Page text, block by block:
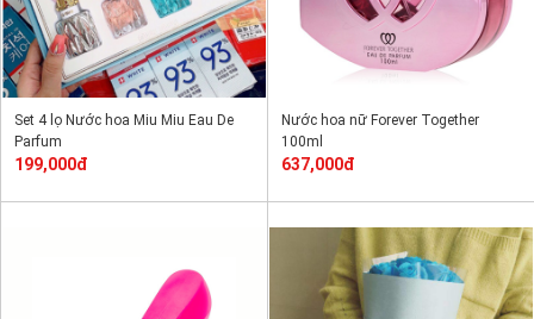
Set 4 lọ Nước hoa Miu Miu Eau De
Parfum
199,000đ
Nước hoa nữ Forever Together
100ml
637,000đ